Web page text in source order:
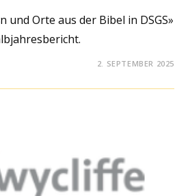
und Orte aus der Bibel in DSGS»
2. SEPTEMBER 2025